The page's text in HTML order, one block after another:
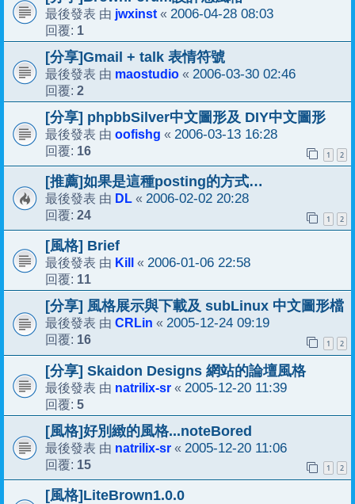
最後發表 由 jwxinst « 2006-04-28 08:03
回覆: 1
[分享]Gmail + talk 表情符號
最後發表 由 maostudio « 2006-03-30 02:46
回覆: 2
[分享] phpbbSilver中文圖形及 DIY中文圖形
最後發表 由 oofishg « 2006-03-13 16:28
回覆: 16 1 2
[推薦]如果是這種posting的方式…
最後發表 由 DL « 2006-02-02 20:28
回覆: 24 1 2
[風格] Brief
最後發表 由 Kill « 2006-01-06 22:58
回覆: 11
[分享] 風格展示與下載及 subLinux 中文圖形檔
最後發表 由 CRLin « 2005-12-24 09:19
回覆: 16 1 2
[分享] Skaidon Designs 網站的論壇風格
最後發表 由 natrilix-sr « 2005-12-20 11:39
回覆: 5
[風格]好別緻的風格...noteBored
最後發表 由 natrilix-sr « 2005-12-20 11:06
回覆: 15 1 2
[風格]LiteBrown1.0.0